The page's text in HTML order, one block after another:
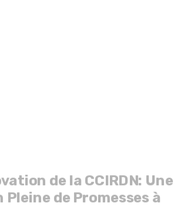
de la CCIRDN: Une
de Promesses à